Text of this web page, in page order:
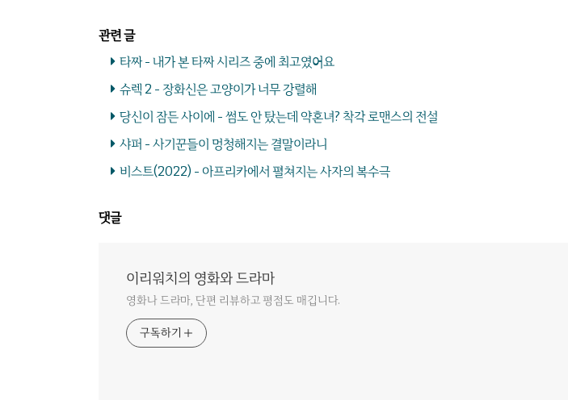
타짜 - 내가 본 타짜 시리즈 중에 최고였어요
슈렉 2 - 장화신은 고양이가 너무 강렬해
당신이 잠든 사이에 - 썸도 안 탔는데 약혼녀? 착각 로맨스의 전설
샤퍼 - 사기꾼들이 멍청해지는 결말이라니
비스트(2022) - 아프리카에서 펼쳐지는 사자의 복수극
댓글
이리워치의 영화와 드라마
영화나 드라마, 단편 리뷰하고 평점도 매깁니다.
구독하기